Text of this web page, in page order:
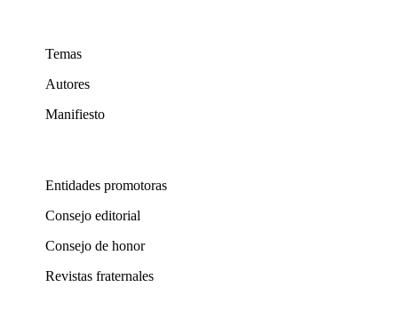
Temas
Autores
Manifiesto
Entidades promotoras
Consejo editorial
Consejo de honor
Revistas fraternales